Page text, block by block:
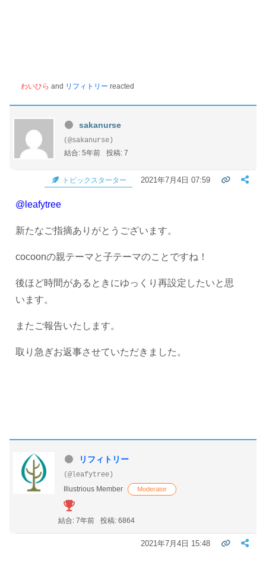
わいひら and リフィトリー reacted
sakanurse
(@sakanurse)
結合: 5年前
投稿: 7
トピックスターター 2021年7月4日 07:59
@leafytree
新たなご指摘ありがとうございます。
cocoonの親テーマと子テーマのことですね！
後ほど時間があるときにゆっくり再設定したいと思
います。
またご報告いたします。
取り急ぎお返事させていただきました。
リフィトリー
(@leafytree)
Illustrious Member
Moderator
結合: 7年前 投稿: 6864
2021年7月4日 15:48